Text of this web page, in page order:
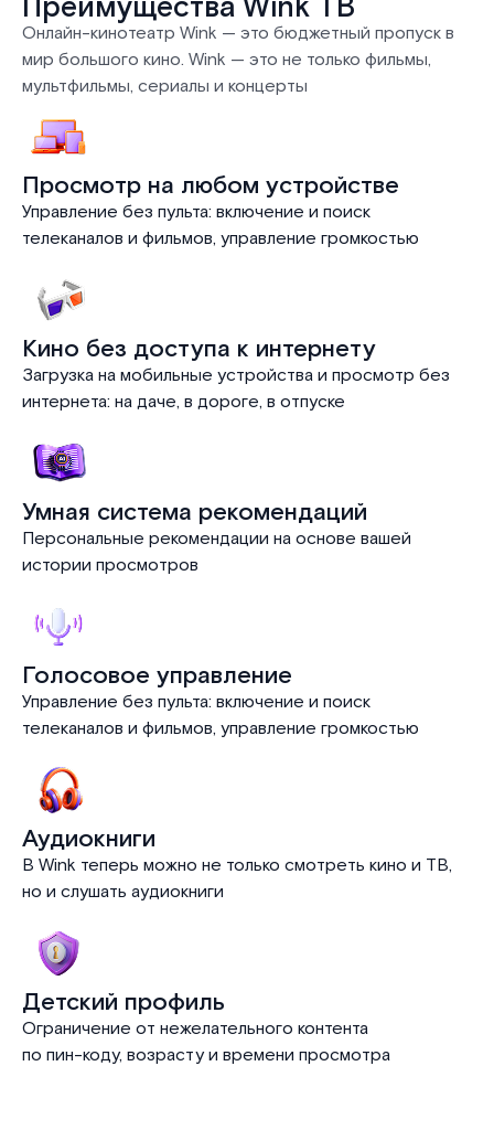
Преимущества Wink ТВ
Онлайн-кинотеатр Wink — это бюджетный пропуск в
мир большого кино. Wink — это не только фильмы,
мультфильмы, сериалы и концерты
Просмотр на любом устройстве
Управление без пульта: включение и поиск
телеканалов и фильмов, управление громкостью
Кино без доступа к интернету
Загрузка на мобильные устройства и просмотр без
интернета: на даче, в дороге, в отпуске
Умная система рекомендаций
Персональные рекомендации на основе вашей
истории просмотров
Голосовое управление
Управление без пульта: включение и поиск
телеканалов и фильмов, управление громкостью
Аудиокниги
В Wink теперь можно не только смотреть кино и ТВ,
но и слушать аудиокниги
Детский профиль
Ограничение от нежелательного контента
по пин-коду, возрасту и времени просмотра